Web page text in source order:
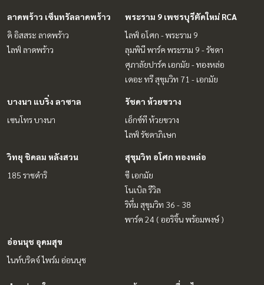
ลาดพร้าว เซ็นทรัลลาดพร้าว
ดิ อิสสระ ลาดพร้าว
ไลฟ์ ลาดพร้าว
พระราม 9 เพชรบุรีตัดใหม่ RCA
ไลฟ์ อโศก - พระราม 9
ลุมพินี พาร์ค พระราม 9 - รัชดา
ศุภาลัยปาร์ค เอกมัย - ทองหล่อ
เดอะ ทรี สุขุมวิท 71 - เอกมัย
บางนา แบริ่ง ลาซาล
เซนโทร บางนา
รัชดา ห้วยขวาง
เอ็กซ์ที ห้วยขวาง
ไลฟ์ รัชดาภิเษก
วิทยุ ชิดลม หลังสวน
185 ราชดำริ
สุขุมวิท อโศก ทองหล่อ
ซี เอกมัย
โนเบิล รีวิล
ริทึ่ม สุขุมวิท 36 - 38
พาร์ค 24 ( ออริจิ้น พร้อมพงษ์ )
อ่อนนุช อุดมสุข
ไนท์บริดจ์ ไพร์ม อ่อนนุช